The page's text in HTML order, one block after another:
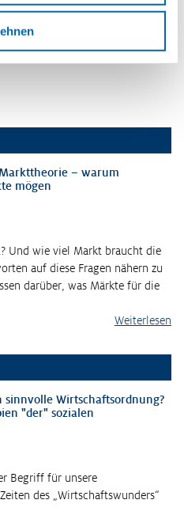
Ordnungspolitik,Wettbewerb,
– warum
mögen
Und wie viel Markt braucht die
auf diese Fragen nähern zu
darüber, was Märkte für die
Weiterlesen
sinnvolle Wirtschaftsordnung?
"der" sozialen
Begriff für unsere
des „Wirtschaftswunders“